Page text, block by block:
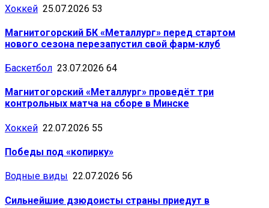
Хоккей 25.07.2026 53
Магнитогорский БК «Металлург» перед стартом
нового сезона перезапустил свой фарм-клуб
Баскетбол 23.07.2026 64
Магнитогорский «Металлург» проведёт три
контрольных матча на сборе в Минске
Хоккей 22.07.2026 55
Победы под «копирку»
Водные виды 22.07.2026 56
Сильнейшие дзюдоисты страны приедут в